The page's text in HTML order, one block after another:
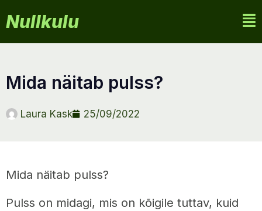
Nullkulu
mida näitab pulss?
Laura Kask 25/09/2022
Mida näitab pulss?
Pulss on midagi, mis on kõigile tuttav, kuid